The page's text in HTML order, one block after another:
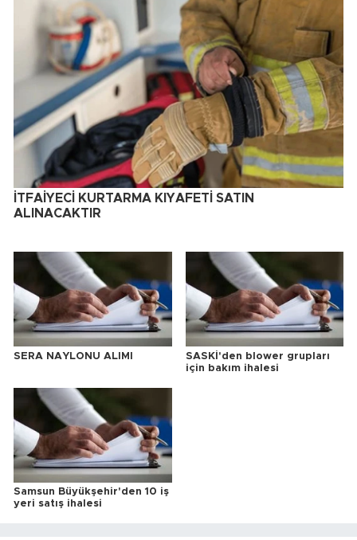
İTFAİYECİ KURTARMA KIYAFETİ SATIN
ALINACAKTIR
SERA NAYLONU ALIMI
SASKİ'den blower grupları
için bakım ihalesi
Samsun Büyükşehir'den 10 iş
yeri satış ihalesi